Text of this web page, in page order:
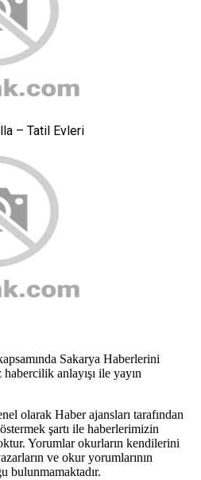
– Tatil Evleri
Sakarya Haberlerini
anlayışı ile yayın
olarak Haber ajansları tarafından
şartı ile haberlerimizin
Yorumlar okurların kendilerini
ve okur yorumlarının
bulunmamaktadır.